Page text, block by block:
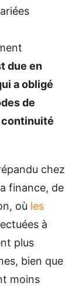
due en
a obligé
de
chez
finance, de
où les
à
plus
bien que
moins